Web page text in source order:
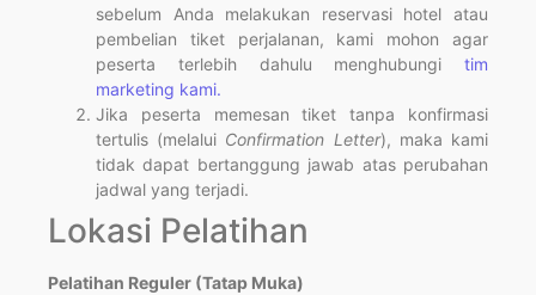
sebelum Anda melakukan reservasi hotel atau
pembelian tiket perjalanan, kami mohon agar
peserta terlebih dahulu menghubungi tim
marketing kami.
Jika peserta memesan tiket tanpa konfirmasi
tertulis (melalui Confirmation Letter), maka kami
tidak dapat bertanggung jawab atas perubahan
jadwal yang terjadi.
Lokasi Pelatihan
Pelatihan Reguler (Tatap Muka)